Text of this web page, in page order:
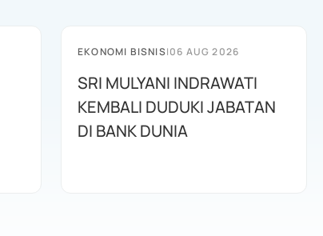
EKONOMI BISNIS|06 AUG 2026
SRI MULYANI INDRAWATI
KEMBALI DUDUKI JABATAN
DI BANK DUNIA